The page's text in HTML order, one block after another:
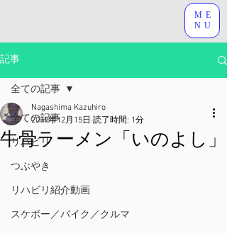
ME
NU
記事
全ての記事
リハビリ
つぶやき
リハビリ紹介動画
スケボー／バイク／クルマ
全ての記事
牛骨ラーメン「いのよし」
Nagashima Kazuhiro
2019年12月15日 読了時間: 1分